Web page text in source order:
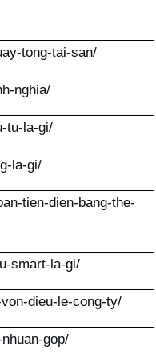
tong-tai-san/
nghia/
tu-la-gi/
la-gi/
tien-dien-bang-the-
smart-la-gi/
dieu-le-cong-ty/
gop/